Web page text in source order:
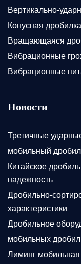
Вертикально-
Конусная дробилка
Вращающаяся
Вибрационные
Вибрационные
Новости
Третичные
мобильный
Китайское
надежность
Дробильно-
характеристики
Дробильное
мобильных
Лиминг